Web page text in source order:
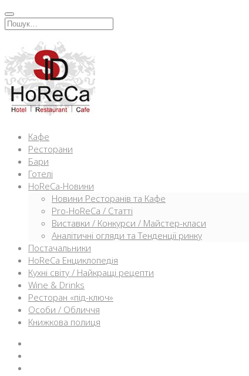
Перейти
кИскать:
Кафе
Ресторани
Бари
Готелі
HoReCa-Новини
Новини Ресторанів та Кафе
Pro-HoReCa / Статті
Виставки / Конкурси / Майстер-класи
Аналітичні огляди та Тенденції ринку
Постачальники
HoReCa Енциклопедія
Кухні світу / Найкращі рецепти
Wine & Drinks
Ресторан «під-ключ»
Особи / Обличчя
Книжкова полиця